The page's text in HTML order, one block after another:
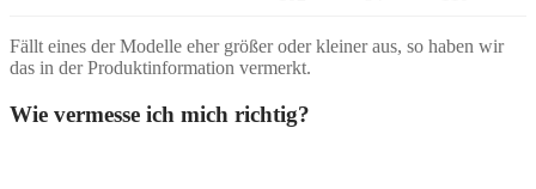
Fällt eines der Modelle eher größer oder kleiner aus, so haben wir
das in der Produktinformation vermerkt.
Wie vermesse ich mich richtig?